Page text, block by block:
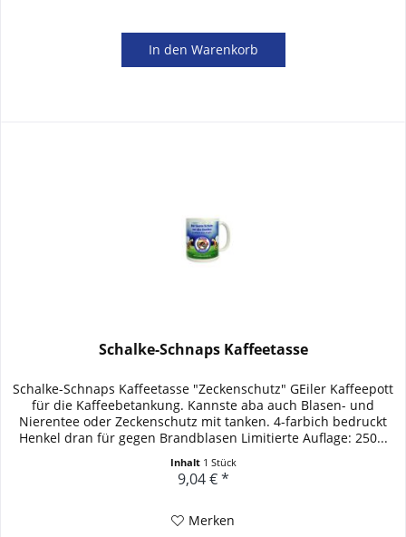
In den Warenkorb
Schalke-Schnaps Kaffeetasse
Schalke-Schnaps Kaffeetasse "Zeckenschutz" GEiler Kaffeepott
für die Kaffeebetankung. Kannste aba auch Blasen- und
Nierentee oder Zeckenschutz mit tanken. 4-farbich bedruckt
Henkel dran für gegen Brandblasen Limitierte Auflage: 250...
Inhalt 1 Stück
9,04 € *
Merken